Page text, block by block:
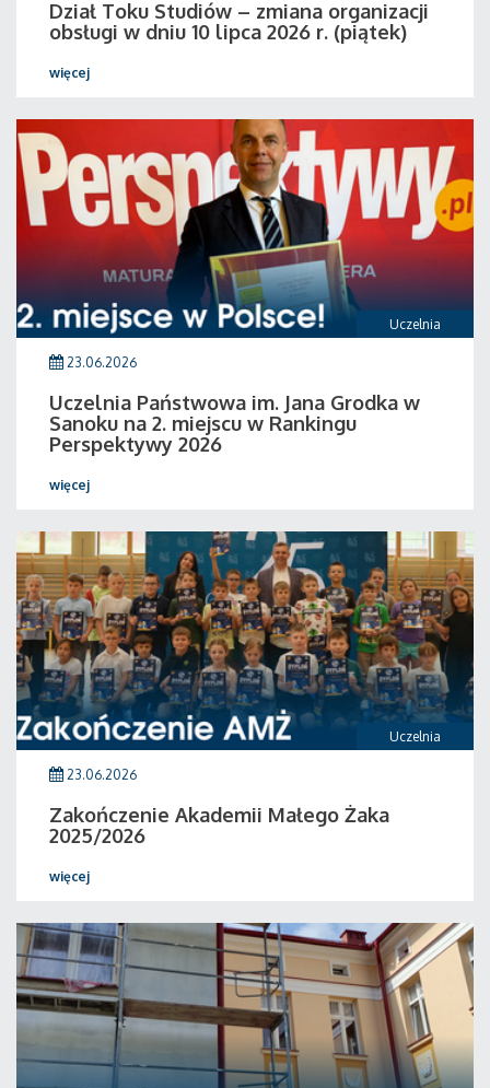
Dział Toku Studiów – zmiana organizacji
obsługi w dniu 10 lipca 2026 r. (piątek)
więcej
Uczelnia
23.06.2026
Uczelnia Państwowa im. Jana Grodka w
Sanoku na 2. miejscu w Rankingu
Perspektywy 2026
więcej
Uczelnia
23.06.2026
Zakończenie Akademii Małego Żaka
2025/2026
więcej